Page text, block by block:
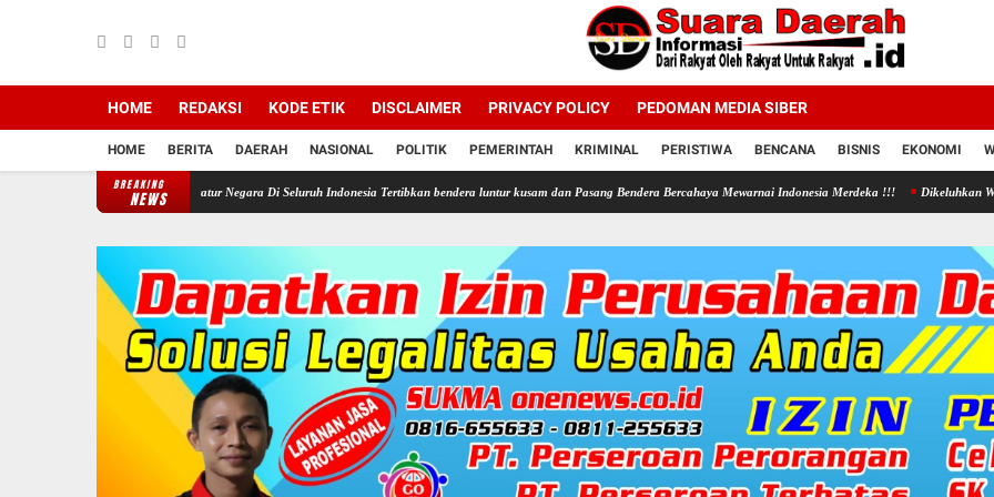
HOME REDAKSI KODE ETIK DISCLAIMER PRIVACY POLICY PEDOMAN MEDIA SIBER
HOME BERITA DAERAH NASIONAL POLITIK PEMERINTAH KRIMINAL PERISTIWA BENCANA BISNIS EKONOMI
BREAKING
NEWS
Semua Aparatur Negara Di Seluruh Indonesia Tertibkan bendera luntur kusam dan Pasang Bendera Bercahaya Mewarnai Indonesia Merdeka !!! Dikeluhkan Warga Jono